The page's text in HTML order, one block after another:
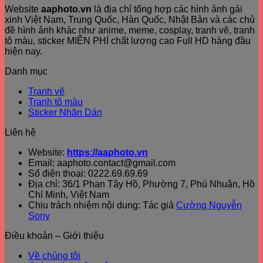
Website aaphoto.vn là địa chỉ tổng hợp các hình ảnh gái
xinh Việt Nam, Trung Quốc, Hàn Quốc, Nhật Bản và các chủ
đề hình ảnh khác như anime, meme, cosplay, tranh vẽ, tranh
tô màu, sticker MIỄN PHÍ chất lượng cao Full HD hàng đầu
hiện nay.
Danh mục
Tranh vẽ
Tranh tô màu
Sticker Nhãn Dán
Liên hệ
Website: https://aaphoto.vn
Email: aaphoto.contact@gmail.com
Số điện thoại: 0222.69.69.69
Địa chỉ: 36/1 Phan Tây Hồ, Phường 7, Phú Nhuận, Hồ
Chí Minh, Việt Nam
Chịu trách nhiệm nội dung: Tác giả Cường Nguyễn
Sony
Điều khoản – Giới thiệu
Về chúng tôi